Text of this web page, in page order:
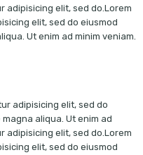
adipisicing elit, sed do.Lorem
elit, sed do eiusmod
Ut enim ad minim veniam.
adipisicing elit, sed do
aliqua. Ut enim ad
adipisicing elit, sed do.Lorem
elit, sed do eiusmod